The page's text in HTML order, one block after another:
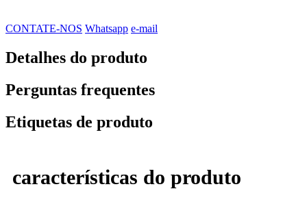
CONTATE-NOS Whatsapp e-mail
Detalhes do produto
Perguntas frequentes
Etiquetas de produto
características do produto